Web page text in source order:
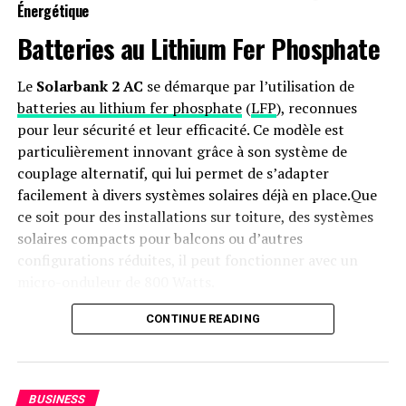
et Snickers s’associent à Cheez-It et Pringles !
DON'T MISS
L’application photo Halide de l’iPhone propose un mode
‘anti-intelligent’ pour simplifier la prise de vue en RAW !
Énergétique
Batteries au Lithium Fer Phosphate
Le Solarbank 2 AC se démarque par l’utilisation de
batteries au lithium fer phosphate(LFP), reconnues
pour leur sécurité et leur efficacité. Ce modèle est
particulièrement innovant grâce à son système de
couplage alternatif, qui lui permet de s’adapter
facilement à divers systèmes solaires déjà en place.Que
ce soit pour des installations sur toiture, des systèmes
solaires compacts pour balcons ou d’autres
configurations réduites, il peut fonctionner avec un
Capacité et flexibilité Énergétique
Avec une capacité maximale d’injection dans le réseau
domestique atteignant 1200 watts,le Solarbank 2 AC
CONTINUE READING
BUSINESS